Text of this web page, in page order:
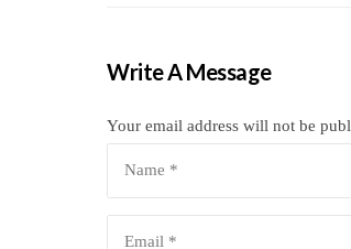
Write A Message
Your email address will not be